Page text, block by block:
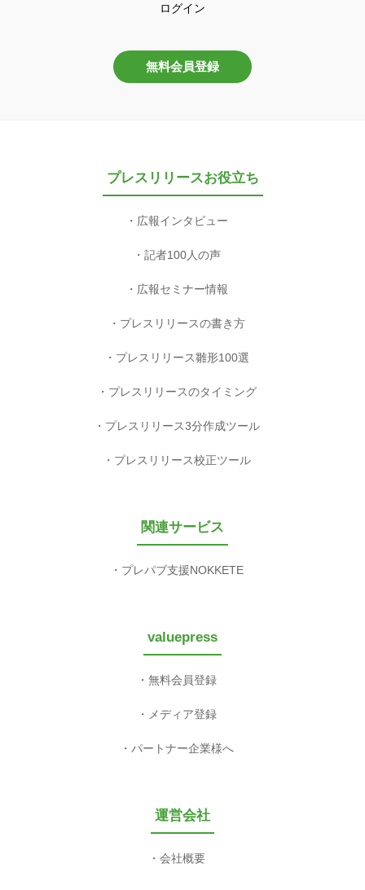
ログイン
無料会員登録
プレスリリースお役立ち
広報インタビュー
記者100人の声
広報セミナー情報
プレスリリースの書き方
プレスリリース雛形100選
プレスリリースのタイミング
プレスリリース3分作成ツール
プレスリリース校正ツール
関連サービス
プレパブ支援NOKKETE
valuepress
無料会員登録
メディア登録
パートナー企業様へ
運営会社
会社概要